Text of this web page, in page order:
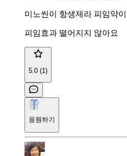
미노씬이 항생제라 피임약
피임효과 떨어지지 않아요
5.0 (1)
응원하기